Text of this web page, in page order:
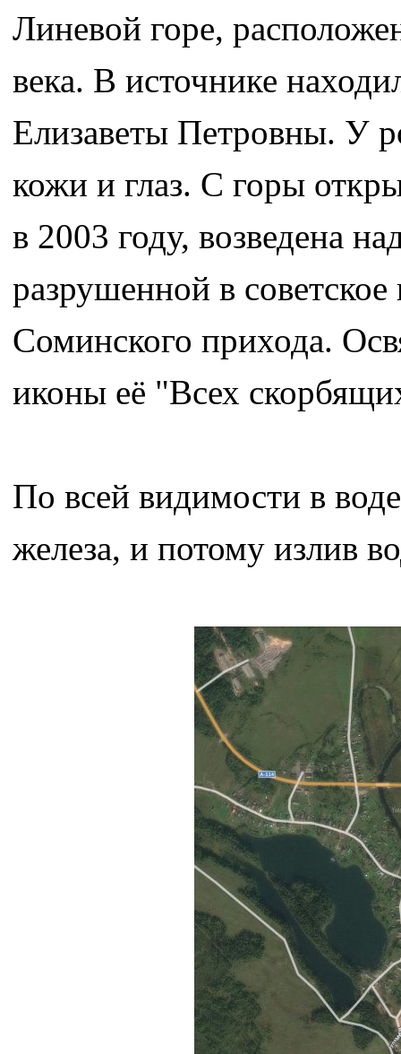
Линевой горе,
века. В источнике
Елизаветы Петровны. У
кожи и глаз. С горы
в 2003 году, возведена
разрушенной в
Соминского прихода.
иконы её "Всех
По всей видимости в
железа, и потому излив